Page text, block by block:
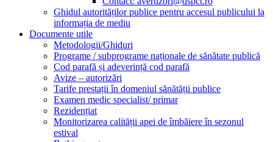
Ghidul autorităților publice pentru accesul publicului la
informația de mediu
Documente utile
Metodologii/Ghiduri
Programe / subprograme naționale de sănătate publică
Cod parafă și adeverință cod parafă
Avize – autorizări
Tarife prestații în domeniul sănătății publice
Examen medic specialist/ primar
Rezidențiat
Monitorizarea calității apei de îmbăiere în sezonul
estival